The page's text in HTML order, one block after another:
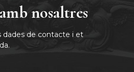
nosaltres
dades de contacte i et